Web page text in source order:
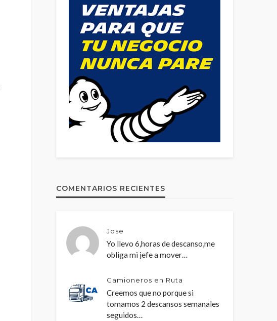
COMENTARIOS RECIENTES
Jose
Yo llevo 6,horas de descanso,me
obliga mi jefe a mover…
Camioneros en Ruta
Creemos que no porque si
tomamos 2 descansos semanales
seguidos…